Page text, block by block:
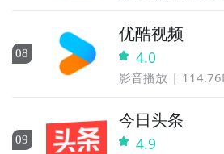
08
优酷视频
4.0
影音播放
09
今日头条
4.9